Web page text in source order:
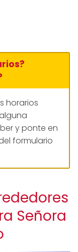
horarios
y ponte en
formulario
Señora